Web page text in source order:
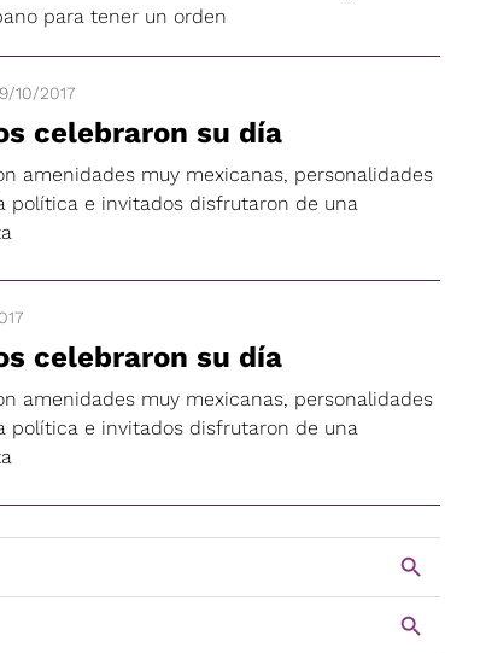
para tener un orden
10/2017
celebraron su día
amenidades muy mexicanas, personalidades
política e invitados disfrutaron de una
celebraron su día
amenidades muy mexicanas, personalidades
política e invitados disfrutaron de una